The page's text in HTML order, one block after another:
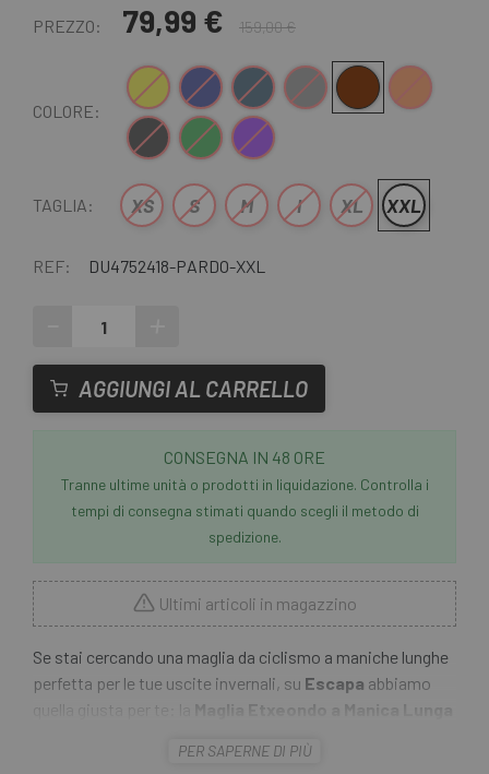
PREZZO: 79,99 € 159,00 €
COLORE:
GialloBlu scuroBlu neroGrigioMarroneArancia
NeroVerde scuroViola
TAGLIA: XS S M l XL XXL
REF: DU4752418-PARDO-XXL
AGGIUNGI AL CARRELLO
CONSEGNA IN 48 ORE
Tranne ultime unità o prodotti in liquidazione. Controlla i
tempi di consegna stimati quando scegli il metodo di
spedizione.
Ultimi articoli in magazzino
Se stai cercando una maglia da ciclismo a maniche lunghe
perfetta per le tue uscite invernali, su Escapa abbiamo
Maglia Etxeondo a Manica Lunga
stagione in cui è necessario un capo che protegga dalle
PER SAPERNE DI PIÙ